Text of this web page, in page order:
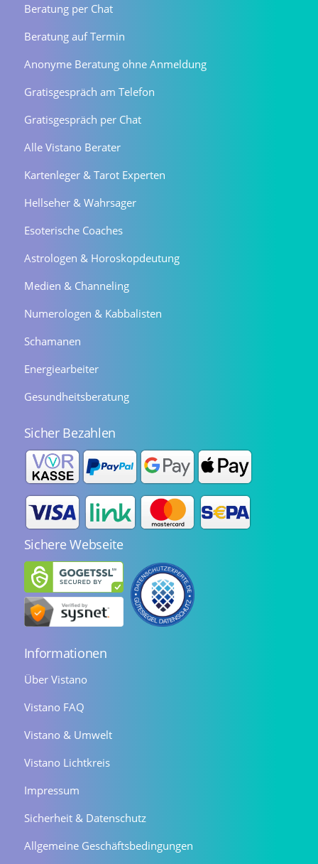
Beratung per Chat
Beratung auf Termin
Anonyme Beratung ohne Anmeldung
Gratisgespräch am Telefon
Gratisgespräch per Chat
Alle Vistano Berater
Kartenleger & Tarot Experten
Hellseher & Wahrsager
Esoterische Coaches
Astrologen & Horoskopdeutung
Medien & Channeling
Numerologen & Kabbalisten
Schamanen
Energiearbeiter
Gesundheitsberatung
Sicher Bezahlen
Sichere Webseite
Informationen
Über Vistano
Vistano FAQ
Vistano & Umwelt
Vistano Lichtkreis
Impressum
Sicherheit & Datenschutz
Allgemeine Geschäftsbedingungen